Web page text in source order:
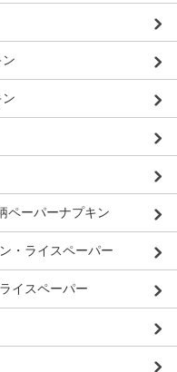
ペーパーナプキン
・ライスペーパー
イスペーパー